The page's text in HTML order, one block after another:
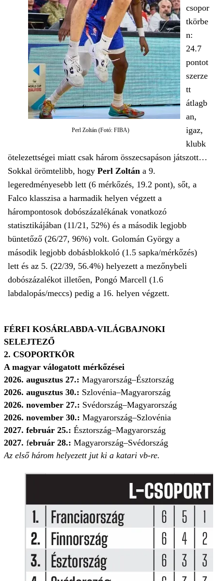
Perl Zoltán (Fotó: FIBA)
csopor
tkörbe
n:
24.7
pontot
szerze
tt
átlagb
an,
igaz,
klubk
ötelezettségei miatt csak három összecsapáson játszott…
Sokkal örömtelibb, hogy Perl Zoltán a 9.
legeredményesebb lett (6 mérkőzés, 19.2 pont), sőt, a
Falco klasszisa a harmadik helyen végzett a
hárompontosok dobószázalékának vonatkozó
statisztikájában (11/21, 52%) és a második legjobb
büntetőző (26/27, 96%) volt. Golomán György a
második legjobb dobásblokkoló (1.5 sapka/mérkőzés)
lett és az 5. (22/39, 56.4%) helyezett a mezőnybeli
dobószázalékot illetően, Pongó Marcell (1.6
labdalopás/meccs) pedig a 16. helyen végzett.
FÉRFI KOSÁRLABDA-VILÁGBAJNOKI
SELEJTEZŐ
2. CSOPORTKÖR
A magyar válogatott mérkőzései
2026. augusztus 27.: Magyarország–Észtország
2026. augusztus 30.: Szlovénia–Magyarország
2026. november 27.: Svédország–Magyarország
2026. november 30.: Magyarország–Szlovénia
2027. február 25.: Észtország–Magyarország
2027. február 28.: Magyarország–Svédország
Az első három helyezett jut ki a katari vb-re.